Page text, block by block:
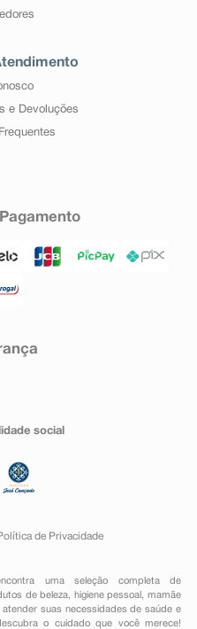
e Devoluções
social
de Privacidade
uma seleção completa de
de beleza, higiene pessoal ,mamãe
suas necessidades de saúde e
o cuidado que você merece!